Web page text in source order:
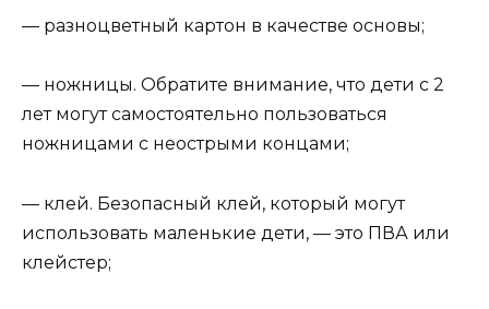
— разноцветный картон в качестве основы;
— ножницы. Обратите внимание, что дети с 2
лет могут самостоятельно пользоваться
ножницами с неострыми концами;
— клей. Безопасный клей, который могут
использовать маленькие дети, — это ПВА или
клейстер;